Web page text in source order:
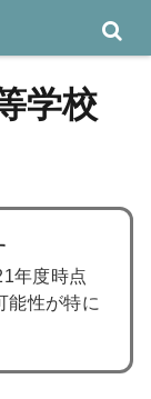
学校
年度時点
能性が特に